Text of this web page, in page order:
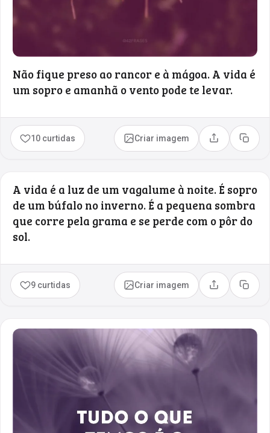
Não fique preso ao rancor e à mágoa. A vida é
um sopro e amanhã o vento pode te levar.
10 curtidas Criar imagem Compartilhar
Copiar
A vida é a luz de um vagalume à noite. É sopro
de um búfalo no inverno. É a pequena sombra
que corre pela grama e se perde com o pôr do
sol.
9 curtidas Criar imagem Compartilhar
Copiar